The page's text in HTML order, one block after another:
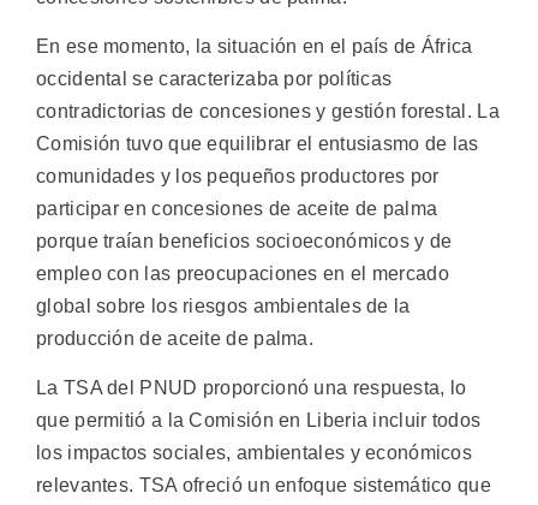
En ese momento, la situación en el país de África
occidental se caracterizaba por políticas
contradictorias de concesiones y gestión forestal. La
Comisión tuvo que equilibrar el entusiasmo de las
comunidades y los pequeños productores por
participar en concesiones de aceite de palma
porque traían beneficios socioeconómicos y de
empleo con las preocupaciones en el mercado
global sobre los riesgos ambientales de la
producción de aceite de palma.
La TSA del PNUD proporcionó una respuesta, lo
que permitió a la Comisión en Liberia incluir todos
los impactos sociales, ambientales y económicos
relevantes. TSA ofreció un enfoque sistemático que